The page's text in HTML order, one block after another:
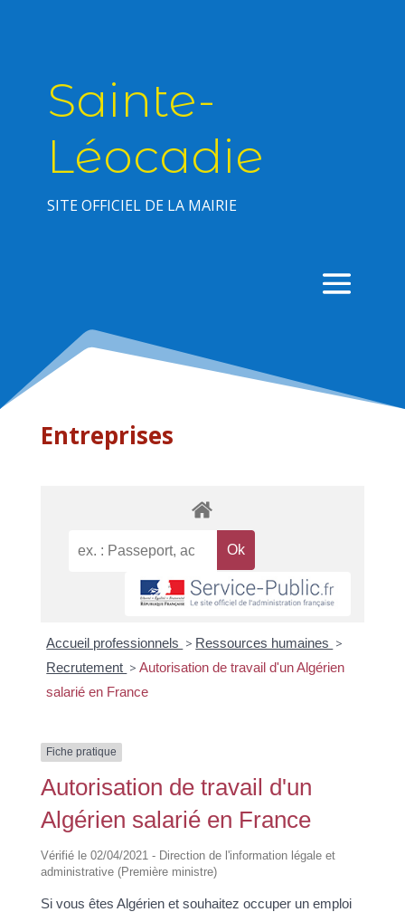
Sainte-
Léocadie
SITE OFFICIEL DE LA MAIRIE
Entreprises
Accueil professionnels > Ressources humaines >
Recrutement > Autorisation de travail d'un Algérien
salarié en France
Fiche pratique
Autorisation de travail d'un
Algérien salarié en France
Vérifié le 02/04/2021 - Direction de l'information légale et
administrative (Première ministre)
Si vous êtes Algérien et souhaitez occuper un emploi